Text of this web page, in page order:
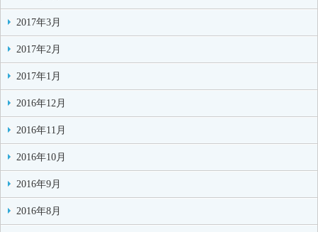
2017年3月
2017年2月
2017年1月
2016年12月
2016年11月
2016年10月
2016年9月
2016年8月